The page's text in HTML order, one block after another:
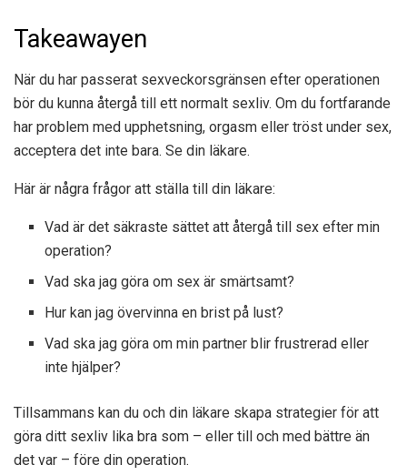
Takeawayen
När du har passerat sexveckorsgränsen efter operationen
bör du kunna återgå till ett normalt sexliv. Om du fortfarande
har problem med upphetsning, orgasm eller tröst under sex,
acceptera det inte bara. Se din läkare.
Här är några frågor att ställa till din läkare:
Vad är det säkraste sättet att återgå till sex efter min
operation?
Vad ska jag göra om sex är smärtsamt?
Hur kan jag övervinna en brist på lust?
Vad ska jag göra om min partner blir frustrerad eller
inte hjälper?
Tillsammans kan du och din läkare skapa strategier för att
göra ditt sexliv lika bra som – eller till och med bättre än
det var – före din operation.